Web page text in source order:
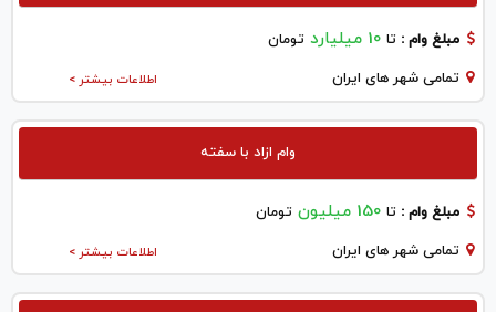
مبلغ وام : تا 10 میلیارد تومان
اطلاعات بیشتر > تمامی شهر های ایران
وام ازاد با سفته
مبلغ وام : تا 150 میلیون تومان
اطلاعات بیشتر > تمامی شهر های ایران